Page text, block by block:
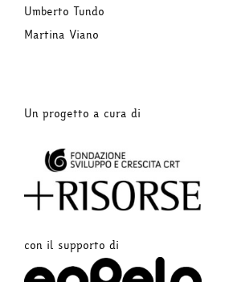
Umberto Tundo
Martina Viano
Un progetto a cura di
con il supporto di